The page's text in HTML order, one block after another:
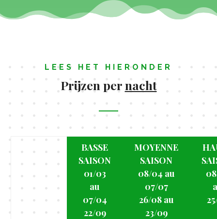
LEES HET HIERONDER
Prijzen pernacht
BASSE
SAISON
01/03
au
07/04
22/09
MOYENNE
SAISON
08/04 au
07/07
26/08 au
23/09